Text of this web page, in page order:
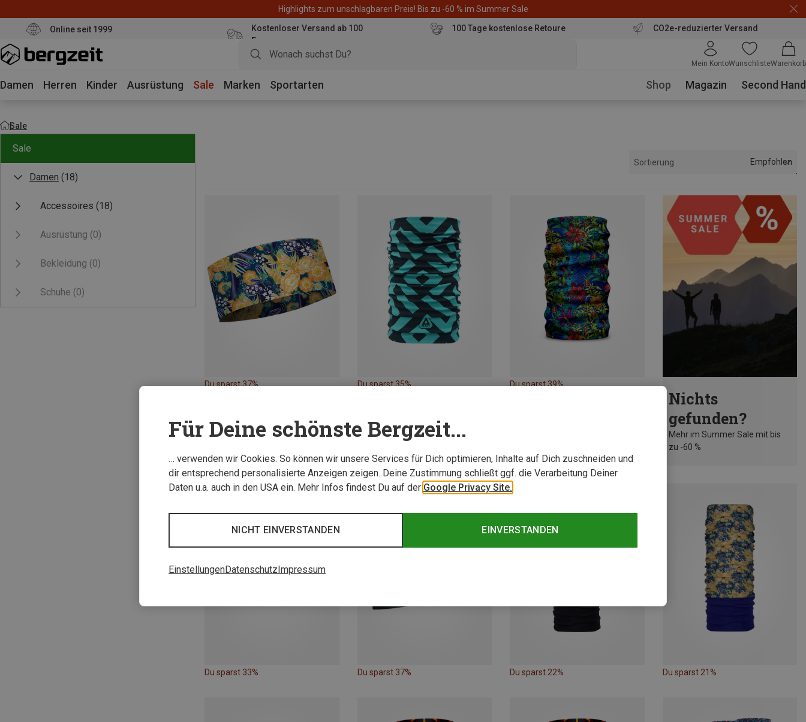
Highlights zum unschlagbaren Preis! Bis zu -60 % im Summer Sale
Online seit 1999
Kostenloser Versand ab 100
Euro
100 Tage kostenlose Retoure CO2e-reduzierter Versand
Mein KontoWunschlisteWarenkorb
Damen Herren Kinder Ausrüstung Sale Marken Sportarten Shop Magazin Second Hand
Sale
Sale
Damen (18)
Accessoires (18)
Ausrüstung (0)
Bekleidung (0)
Schuhe (0)
Sortierung Empfohlen
Du sparst 37% Du sparst 35% Du sparst 39%
Nichts
gefunden?
Mehr im Summer Sale mit bis
zu -60 %
Du sparst 33% Du sparst 37% Du sparst 22% Du sparst 21%
Für Deine schönste Bergzeit...
… verwenden wir Cookies. So können wir unsere Services für Dich optimieren, Inhalte auf Dich zuschneiden und
dir entsprechend personalisierte Anzeigen zeigen. Deine Zustimmung schließt ggf. die Verarbeitung Deiner
Daten u.a. auch in den USA ein. Mehr Infos findest Du auf der Google Privacy Site.
EINVERSTANDEN
NICHT EINVERSTANDEN
EinstellungenDatenschutz Impressum